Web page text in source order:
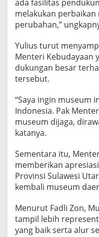
ada fasilitas
melakukan
perubahan,”
Yulius turut
Menteri Kebudayaan
dukungan besar
tersebut.
“Saya ingin museum
Indonesia. Pak
museum dijaga,
katanya.
Sementara itu,
memberikan
Provinsi Sulawesi
kembali museum
Menurut Fadli Zon,
tampil lebih
yang baik serta alur